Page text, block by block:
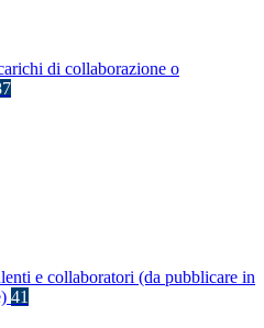
di collaborazione o
e collaboratori (da pubblicare in
41